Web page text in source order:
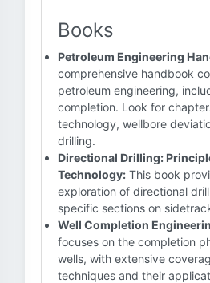
Books
Petroleum Engineering
comprehensive handbook
petroleum engineering,
completion. Look for
technology, wellbore
drilling.
Directional Drilling:
Technology: This book
exploration of directional
specific sections on
Well Completion
focuses on the completion
wells, with extensive
techniques and their